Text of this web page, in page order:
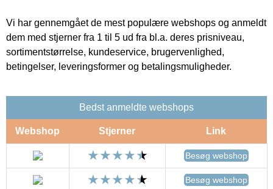
Vi har gennemgået de mest populære webshops og anmeldt
dem med stjerner fra 1 til 5 ud fra bl.a. deres prisniveau,
sortimentstørrelse, kundeservice, brugervenlighed,
betingelser, leveringsformer og betalingsmuligheder.
Bedst anmeldte webshops
Webshop Stjerner Link
Besøg webshop
Besøg webshop